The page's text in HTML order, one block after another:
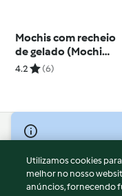
Mochis com recheio
de gelado (Mochi
aisukurimu)
4.2 (6)
© Copyright 2026
Termos de Utilização
Aviso sobre Proteção de
Utilizamos cookies
melhor no nosso
anúncios, fornecendo